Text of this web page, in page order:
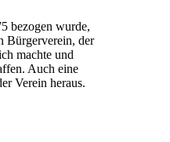
bezogen wurde,
Bürgerverein, der
machte und
Auch eine
Verein heraus.